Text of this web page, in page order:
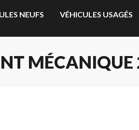
NEUFS VÉHICULES USAGÉS
MÉCANIQUE